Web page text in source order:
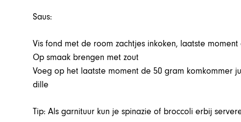
Saus:
Vis fond met de room zachtjes inkoken, laatste
Op smaak brengen met zout
Voeg op het laatste moment de 50 gram komkommer
dille
Tip: Als garnituur kun je spinazie of broccoli erbij